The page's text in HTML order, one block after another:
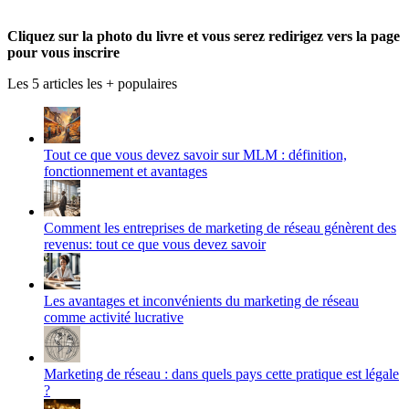
Google+
Cliquez sur la photo du livre et vous serez redirigez vers la page
pour vous inscrire
Les 5 articles les + populaires
Tout ce que vous devez savoir sur MLM : définition,
fonctionnement et avantages
Comment les entreprises de marketing de réseau génèrent des
revenus: tout ce que vous devez savoir
Les avantages et inconvénients du marketing de réseau
comme activité lucrative
Marketing de réseau : dans quels pays cette pratique est légale
?